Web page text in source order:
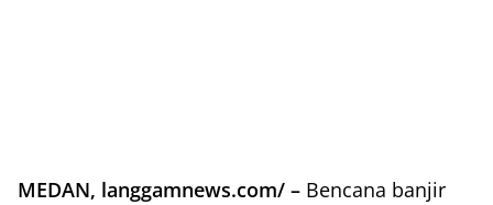
MEDAN, langgamnews.com/ – Bencana banjir